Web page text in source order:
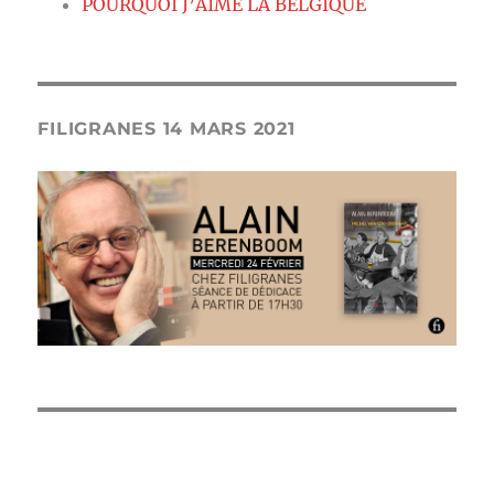
POURQUOI J’AIME LA BELGIQUE
FILIGRANES 14 MARS 2021